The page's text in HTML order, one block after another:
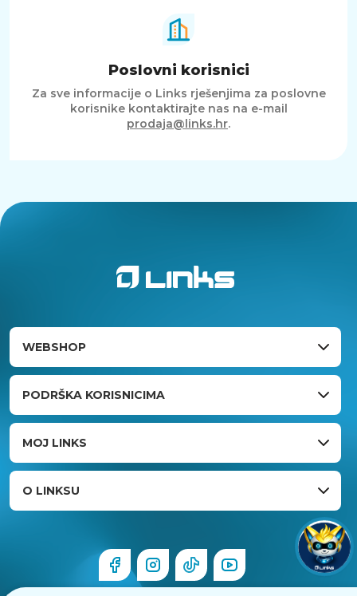
Poslovni korisnici
Za sve informacije o Links rješenjima za poslovne
korisnike kontaktirajte nas na e-mail
prodaja@links.hr.
WEBSHOP
PODRŠKA KORISNICIMA
MOJ LINKS
O LINKSU